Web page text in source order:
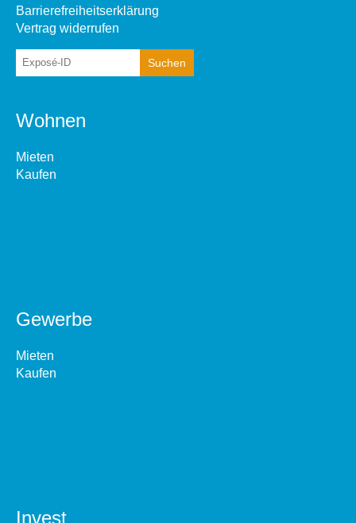
Barrierefreiheitserklärung
Vertrag widerrufen
Wohnen
Mieten
Kaufen
Gewerbe
Mieten
Kaufen
Invest